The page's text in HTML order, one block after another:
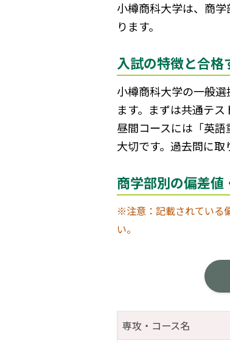
小樽商科大学は、商
ります。
入試の特徴と合
小樽商科大学の一般
ます。まずは共通テ
昼間コースには「英
大切です。過去問に
商学部別の偏差
※注意：記載されている
い。
専攻・コース名